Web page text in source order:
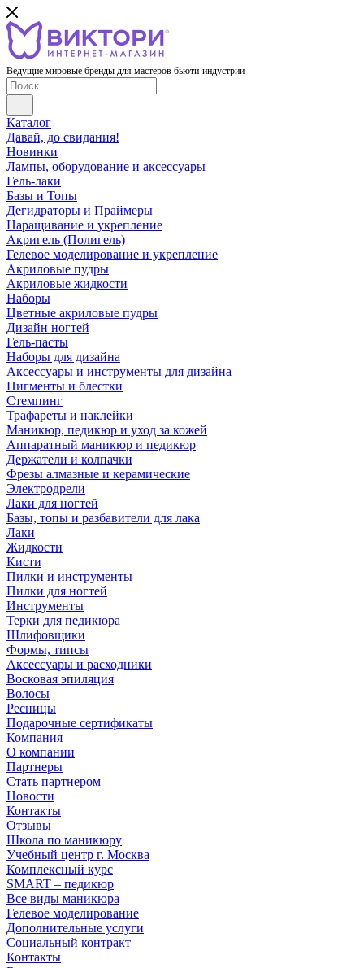
Ведущие мировые бренды для мастеров бьюти-индустрии
Каталог
Давай, до свидания!
Новинки
Лампы, оборудование и аксессуары
Гель-лаки
Базы и Топы
Дегидраторы и Праймеры
Наращивание и укрепление
Акригель (Полигель)
Гелевое моделирование и укрепление
Акриловые пудры
Акриловые жидкости
Наборы
Цветные акриловые пудры
Дизайн ногтей
Гель-пасты
Наборы для дизайна
Аксессуары и инструменты для дизайна
Пигменты и блестки
Стемпинг
Трафареты и наклейки
Маникюр, педикюр и уход за кожей
Аппаратный маникюр и педикюр
Держатели и колпачки
Фрезы алмазные и керамические
Электродрели
Лаки для ногтей
Базы, топы и разбавители для лака
Лаки
Жидкости
Кисти
Пилки и инструменты
Пилки для ногтей
Инструменты
Терки для педикюра
Шлифовщики
Формы, типсы
Аксессуары и расходники
Восковая эпиляция
Волосы
Ресницы
Подарочные сертификаты
Компания
О компании
Партнеры
Стать партнером
Новости
Контакты
Отзывы
Школа по маникюру
Учебный центр г. Москва
Комплексный курс
SMART – педикюр
Все виды маникюра
Гелевое моделирование
Дополнительные услуги
Социальный контракт
Контакты